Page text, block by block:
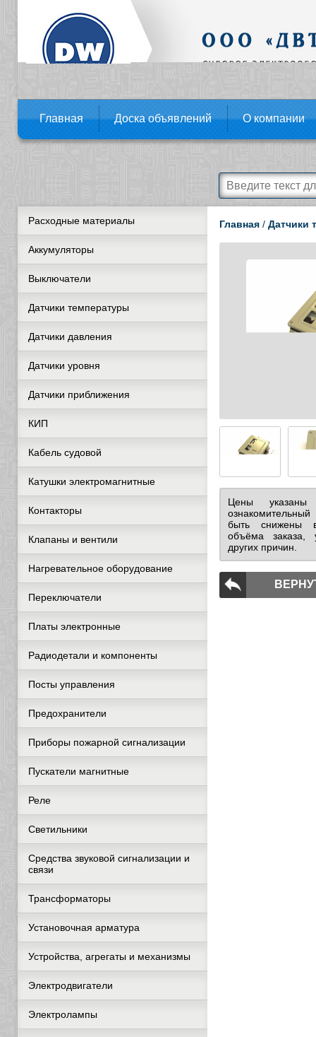
Главная Доска объявлений О компании
Расходные материалы
Аккумуляторы
Выключатели
Датчики температуры
Датчики давления
Датчики уровня
Датчики приближения
КИП
Кабель судовой
Катушки электромагнитные
Контакторы
Клапаны и вентили
Нагревательное оборудование
Переключатели
Платы электронные
Радиодетали и компоненты
Посты управления
Предохранители
Приборы пожарной сигнализации
Пускатели магнитные
Реле
Светильники
Средства звуковой сигнализации и
связи
Трансформаторы
Установочная арматура
Устройства, агрегаты и механизмы
Электродвигатели
Электролампы
Главная / Датчики
Цены
быть снижены
объёма заказа,
других причин.